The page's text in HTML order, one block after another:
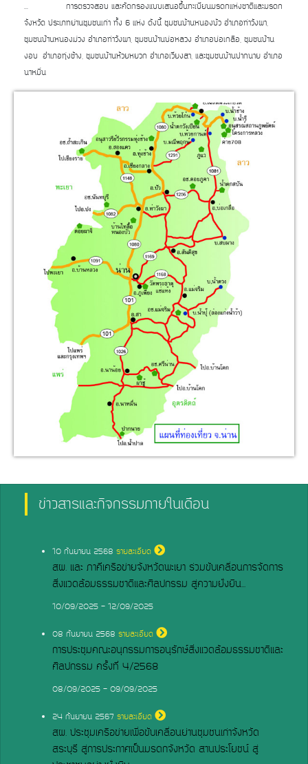
... การตรวจสอบ และคัดกรองแบบเสนอขึ้นทะเบียนมรดกแห่งชาติและมรดก
จังหวัด ประเภทย่านชุมชนเก่า ทั้ง 6 แห่ง ดังนี้ ชุมชนบ้านหนองบัว อำเภอท่าวังผา,
ชุมชนบ้านหนองม่วง อำเภอท่าวังผา, ชุมชนบ้านบ่อหลวง อำเภอบ่อเกลือ, ชุมชนบ้าน
งอบ อำเภอทุ่งช้าง, ชุมชนบ้านห้วยหยวก อำเภอเวียงสา, และชุมชนบ้านปากนาย อำเภอ
นาหมื่น
ข่าวสารและกิจกรรมภายในเดือน
10 กันยายน 2568 รายละเอียด
สผ. และ ภาคีเครือข่ายจังหวัดพะเยา ร่วมขับเคลื่อนการจัดการ
สิ่งแวดล้อมธรรมชาติและศิลปกรรม สู่ความยั่งยืน...
10/09/2025 - 12/09/2025
08 กันยายน 2568 รายละเอียด
การประชุมคณะอนุกรรมการอนุรักษ์สิ่งแวดล้อมธรรมชาติและ
ศิลปกรรม ครั้งที่ 4/2568
08/09/2025 - 09/09/2025
24 กันยายน 2567 รายละเอียด
สผ. ประชุมเครือข่ายเพื่อขับเคลื่อนย่านชุมชนเก่าจังหวัด
สระบุรี สู่การประกาศเป็นมรดกจังหวัด สานประโยชน์ สู่